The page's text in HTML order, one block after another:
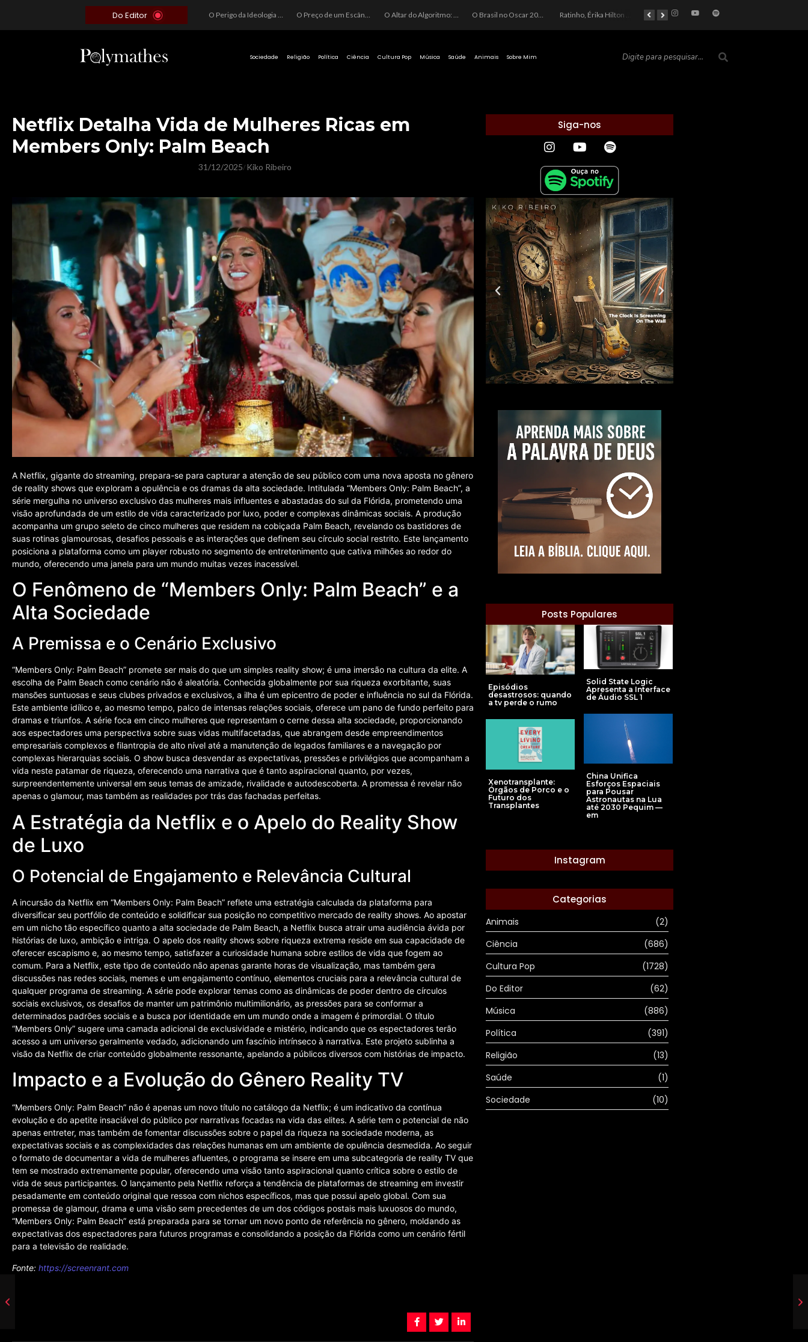
Do Editor O Perigo da Ideologia Desenfreada na Justiça: Quando a Pauta Política Substitui a Pena Criminal O Preço de um Escândalo: A Discrepância Entre o “Filme de Bolsonaro” e a Realidade do Cinema Mundial O Altar do Algoritmo: A Carência Humana e a Fabricação de Heróis no Brasil O Brasil no Oscar 2026: Entre a Cota do Politicamente Correto e a Realidade das Telas Ratinho, Érika Hilton e a Farsa Política: Quem Ganha com o Barulho no País de Bobson? As controvérsias que marcam o cenário político e econômico nacional
Sociedade Religião Política Ciência Cultura Pop Música Saúde Animais Sobre Mim
Netflix Detalha Vida de Mulheres Ricas em
Members Only: Palm Beach
31/12/2025/ Kiko Ribeiro
A Netflix, gigante do streaming, prepara-se para capturar a atenção de seu público com uma nova aposta no gênero
de reality shows que exploram a opulência e os dramas da alta sociedade. Intitulada “Members Only: Palm Beach”, a
série mergulha no universo exclusivo das mulheres mais influentes e abastadas do sul da Flórida, prometendo uma
visão aprofundada de um estilo de vida caracterizado por luxo, poder e complexas dinâmicas sociais. A produção
acompanha um grupo seleto de cinco mulheres que residem na cobiçada Palm Beach, revelando os bastidores de
suas rotinas glamourosas, desafios pessoais e as interações que definem seu círculo social restrito. Este lançamento
posiciona a plataforma como um player robusto no segmento de entretenimento que cativa milhões ao redor do
mundo, oferecendo uma janela para um mundo muitas vezes inacessível.
O Fenômeno de “Members Only: Palm Beach” e a
Alta Sociedade
A Premissa e o Cenário Exclusivo
“Members Only: Palm Beach” promete ser mais do que um simples reality show; é uma imersão na cultura da elite. A
escolha de Palm Beach como cenário não é aleatória. Conhecida globalmente por sua riqueza exorbitante, suas
mansões suntuosas e seus clubes privados e exclusivos, a ilha é um epicentro de poder e influência no sul da Flórida.
Este ambiente idílico e, ao mesmo tempo, palco de intensas relações sociais, oferece um pano de fundo perfeito para
dramas e triunfos. A série foca em cinco mulheres que representam o cerne dessa alta sociedade, proporcionando
aos espectadores uma perspectiva sobre suas vidas multifacetadas, que abrangem desde empreendimentos
empresariais complexos e filantropia de alto nível até a manutenção de legados familiares e a navegação por
complexas hierarquias sociais. O show busca desvendar as expectativas, pressões e privilégios que acompanham a
vida neste patamar de riqueza, oferecendo uma narrativa que é tanto aspiracional quanto, por vezes,
surpreendentemente universal em seus temas de amizade, rivalidade e autodescoberta. A promessa é revelar não
apenas o glamour, mas também as realidades por trás das fachadas perfeitas.
A Estratégia da Netflix e o Apelo do Reality Show
de Luxo
O Potencial de Engajamento e Relevância Cultural
A incursão da Netflix em “Members Only: Palm Beach” reflete uma estratégia calculada da plataforma para
diversificar seu portfólio de conteúdo e solidificar sua posição no competitivo mercado de reality shows. Ao apostar
em um nicho tão específico quanto a alta sociedade de Palm Beach, a Netflix busca atrair uma audiência ávida por
histórias de luxo, ambição e intriga. O apelo dos reality shows sobre riqueza extrema reside em sua capacidade de
oferecer escapismo e, ao mesmo tempo, satisfazer a curiosidade humana sobre estilos de vida que fogem ao
comum. Para a Netflix, este tipo de conteúdo não apenas garante horas de visualização, mas também gera
discussões nas redes sociais, memes e um engajamento contínuo, elementos cruciais para a relevância cultural de
qualquer programa de streaming. A série pode explorar temas como as dinâmicas de poder dentro de círculos
sociais exclusivos, os desafios de manter um patrimônio multimilionário, as pressões para se conformar a
determinados padrões sociais e a busca por identidade em um mundo onde a imagem é primordial. O título
“Members Only” sugere uma camada adicional de exclusividade e mistério, indicando que os espectadores terão
acesso a um universo geralmente vedado, adicionando um fascínio intrínseco à narrativa. Este projeto sublinha a
visão da Netflix de criar conteúdo globalmente ressonante, apelando a públicos diversos com histórias de impacto.
Impacto e a Evolução do Gênero Reality TV
“Members Only: Palm Beach” não é apenas um novo título no catálogo da Netflix; é um indicativo da contínua
evolução e do apetite insaciável do público por narrativas focadas na vida das elites. A série tem o potencial de não
apenas entreter, mas também de fomentar discussões sobre o papel da riqueza na sociedade moderna, as
expectativas sociais e as complexidades das relações humanas em um ambiente de opulência desmedida. Ao seguir
o formato de documentar a vida de mulheres afluentes, o programa se insere em uma subcategoria de reality TV que
tem se mostrado extremamente popular, oferecendo uma visão tanto aspiracional quanto crítica sobre o estilo de
vida de seus participantes. O lançamento pela Netflix reforça a tendência de plataformas de streaming em investir
pesadamente em conteúdo original que ressoa com nichos específicos, mas que possui apelo global. Com sua
promessa de glamour, drama e uma visão sem precedentes de um dos códigos postais mais luxuosos do mundo,
“Members Only: Palm Beach” está preparada para se tornar um novo ponto de referência no gênero, moldando as
expectativas dos espectadores para futuros programas e consolidando a posição da Flórida como um cenário fértil
para a televisão de realidade.
Fonte: https://screenrant.com
Siga-nos
Posts Populares
Episódios
desastrosos: quando
a tv perde o rumo
Solid State Logic
Apresenta a Interface
de Áudio SSL 1
China Unifica
Esforços Espaciais
para Pousar
Astronautas na Lua
até 2030 Pequim —
em
Xenotransplante:
Órgãos de Porco e o
Futuro dos
Transplantes
Instagram
Categorias
Animais
(2)
Ciência
(686)
Cultura Pop
(1728)
Do Editor
(62)
Música
(886)
Política
(391)
Religião
(13)
Saúde
(1)
Sociedade
(10)